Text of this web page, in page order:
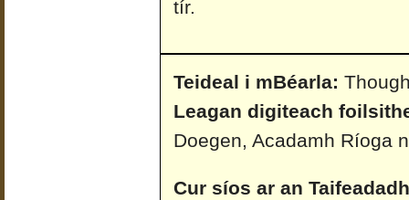
tír.
Teideal i mBéarla:
Leagan digiteach
Doegen, Acadamh Ríoga
Cur síos ar an